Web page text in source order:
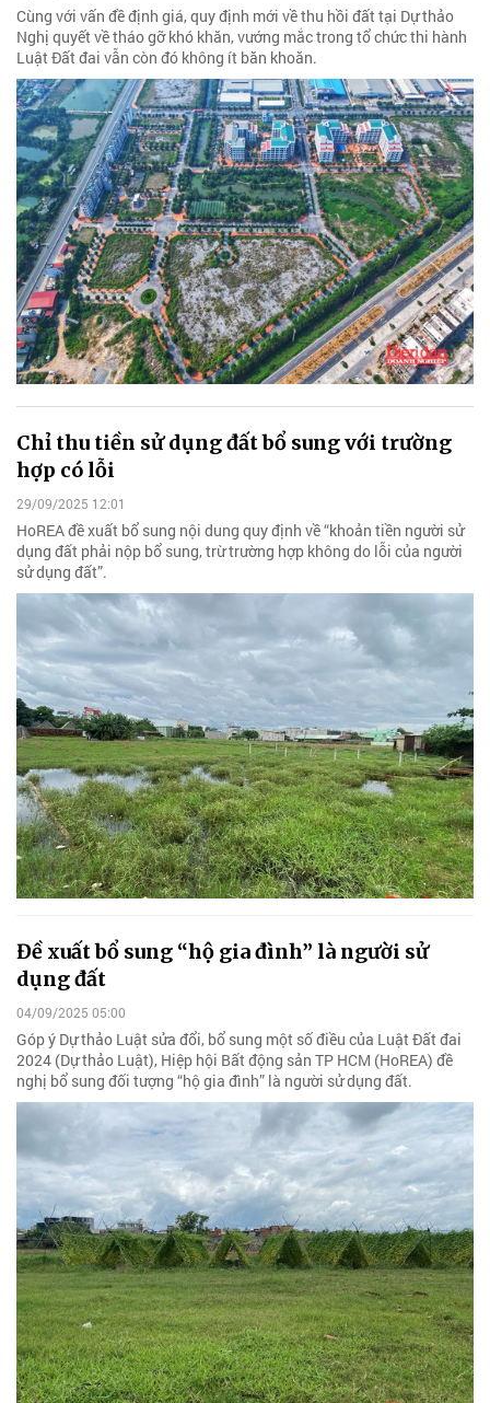
Cùng với vấn đề định giá, quy định mới về thu hồi đất tại Dự thảo
Nghị quyết về tháo gỡ khó khăn, vướng mắc trong tổ chức thi hành
Luật Đất đai vẫn còn đó không ít băn khoăn.
Chỉ thu tiền sử dụng đất bổ sung với trường
hợp có lỗi
29/09/2025 12:01
HoREA đề xuất bổ sung nội dung quy định về “khoản tiền người sử
dụng đất phải nộp bổ sung, trừ trường hợp không do lỗi của người
sử dụng đất”.
Đề xuất bổ sung “hộ gia đình” là người sử
dụng đất
04/09/2025 05:00
Góp ý Dự thảo Luật sửa đổi, bổ sung một số điều của Luật Đất đai
2024 (Dự thảo Luật), Hiệp hội Bất động sản TP HCM (HoREA) đề
nghị bổ sung đối tượng “hộ gia đình” là người sử dụng đất.